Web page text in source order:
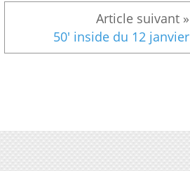
50' inside du 12 janvier